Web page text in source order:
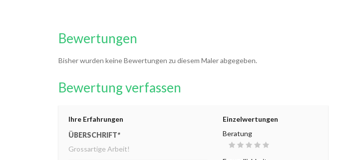
Bewertungen
Bisher wurden keine Bewertungen zu diesem Maler abgegeben.
Bewertung verfassen
Ihre Erfahrungen
ÜBERSCHRIFT*
Einzelwertungen
Beratung